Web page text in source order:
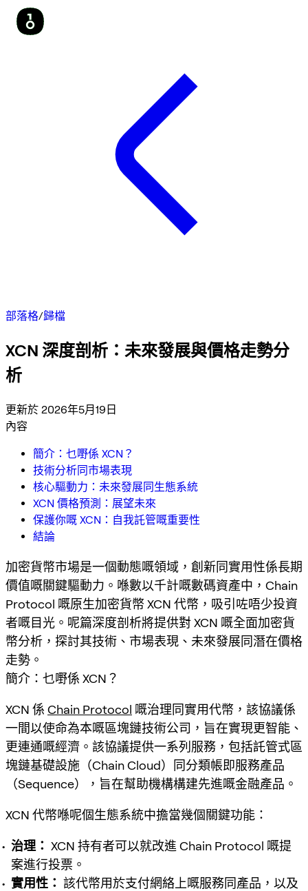
部落格/歸檔
XCN 深度剖析：未來發展與價格走勢分
析
更新於 2026年5月19日
內容
簡介：乜嘢係 XCN？
技術分析同市場表現
核心驅動力：未來發展同生態系統
XCN 價格預測：展望未來
保護你嘅 XCN：自我託管嘅重要性
結論
加密貨幣市場是一個動態嘅領域，創新同實用性係長期
價值嘅關鍵驅動力。喺數以千計嘅數碼資產中，Chain
Protocol 嘅原生加密貨幣 XCN 代幣，吸引咗唔少投資
者嘅目光。呢篇深度剖析將提供對 XCN 嘅全面加密貨
幣分析，探討其技術、市場表現、未來發展同潛在價格
走勢。
簡介：乜嘢係 XCN？
XCN 係 Chain Protocol 嘅治理同實用代幣，該協議係
一間以使命為本嘅區塊鏈技術公司，旨在實現更智能、
更連通嘅經濟。該協議提供一系列服務，包括託管式區
塊鏈基礎設施（Chain Cloud）同分類帳即服務產品
（Sequence），旨在幫助機構構建先進嘅金融產品。
XCN 代幣喺呢個生態系統中擔當幾個關鍵功能：
治理： XCN 持有者可以就改進 Chain Protocol 嘅提
案進行投票。
實用性： 該代幣用於支付網絡上嘅服務同產品，以及